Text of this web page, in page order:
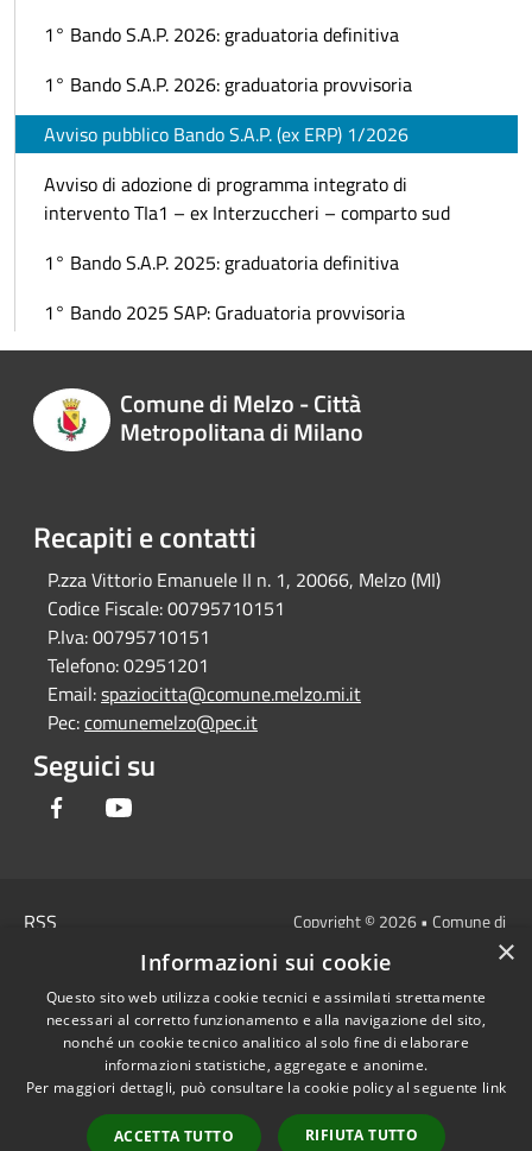
1° Bando S.A.P. 2026: graduatoria definitiva
1° Bando S.A.P. 2026: graduatoria provvisoria
Avviso pubblico Bando S.A.P. (ex ERP) 1/2026
Avviso di adozione di programma integrato di
intervento TIa1 – ex Interzuccheri – comparto sud
1° Bando S.A.P. 2025: graduatoria definitiva
1° Bando 2025 SAP: Graduatoria provvisoria
Comune di Melzo - Città
Metropolitana di Milano
Recapiti e contatti
P.zza Vittorio Emanuele II n. 1, 20066, Melzo (MI)
Codice Fiscale:00795710151
P.Iva:00795710151
Telefono:02951201
Email:spaziocitta@comune.melzo.mi.it
Pec:comunemelzo@pec.it
Seguici su
Facebook
RSS
Cookie
Mappa del sito
Area Interna
Dichiarazione di
accessibilità e/o
Copyright © 2026 • Comune di
Melzo - Città Metropolitana di
Milano • Powered by
Municipium•Accesso
redazione
×
Informazioni sui cookie
Questo sito web utilizza cookie tecnici e assimilati strettamente
necessari al corretto funzionamento e alla navigazione del sito,
nonché un cookie tecnico analitico al solo fine di elaborare
informazioni statistiche, aggregate e anonime.
Per maggiori dettagli, può consultare la cookie policy al seguente link
ACCETTA TUTTO RIFIUTA TUTTO